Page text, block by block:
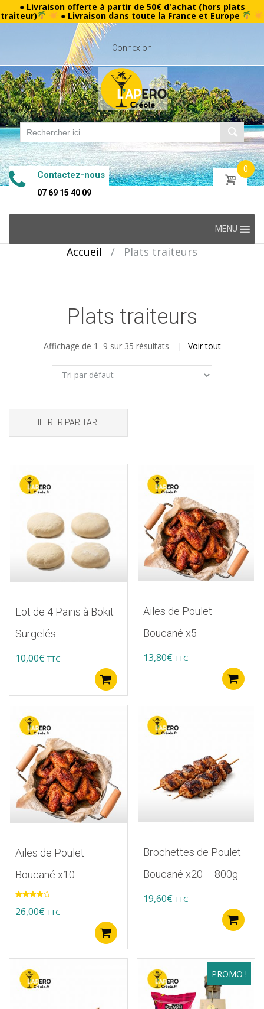
● Livraison offerte à partir de 50€ d'achat (hors plats
traiteur) ● Livraison dans toute la France et Europe
Connexion
Contactez-nous
07 69 15 40 09
0
MENU
Accueil / Plats traiteurs
Plats traiteurs
Affichage de 1–9 sur 35 résultats Voir tout
FILTRER PAR TARIF
Lot de 4 Pains à Bokit
Surgelés
10,00€ TTC
Ailes de Poulet
Boucané x5
13,80€ TTC
Ailes de Poulet
Boucané x10
sur 5
26,00€ TTC
Ajouter au panier
Brochettes de Poulet
Boucané x20 – 800g
19,60€ TTC
PROMO !